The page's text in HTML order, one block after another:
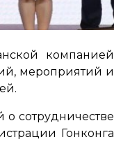
компанией
мероприятий и
сотрудничестве
Гонконга